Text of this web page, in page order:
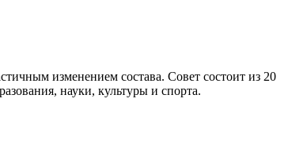
изменением состава. Совет состоит из 20
науки, культуры и спорта.